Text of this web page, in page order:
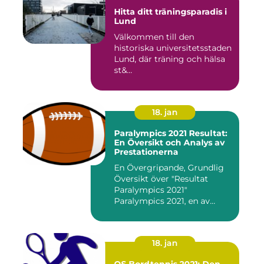
Hitta ditt träningsparadis i
Lund
Välkommen till den
historiska universitetsstaden
Lund, där träning och hälsa
st&...
18. jan
Paralympics 2021 Resultat:
En Översikt och Analys av
Prestationerna
En Övergripande, Grundlig
Översikt över "Resultat
Paralympics 2021"
Paralympics 2021, en av
18. jan